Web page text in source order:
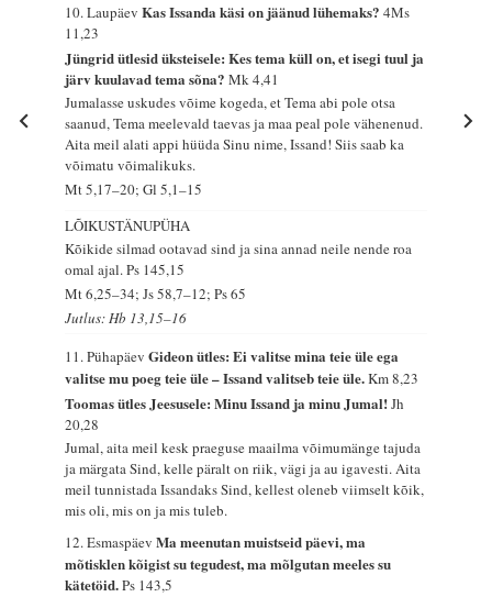
10. LaupäevKas Issanda käsi on jäänud lühemaks?4Ms
11,23
Jüngrid ütlesid üksteisele: Kes tema küll on, et isegi tuul ja
järv kuulavad tema sõna?Mk 4,41
Jumalasse uskudes võime kogeda, et Tema abi pole otsa
saanud, Tema meelevald taevas ja maa peal pole vähenenud.
Aita meil alati appi hüüda Sinu nime, Issand! Siis saab ka
võimatu võimalikuks.
Mt 5,17–20; Gl 5,1–15
LÕIKUSTÄNUPÜHA
Kõikide silmad ootavad sind ja sina annad neile nende roa
omal ajal.Ps 145,15
Mt 6,25–34; Js 58,7–12; Ps 65
Jutlus: Hb 13,15–16
11. PühapäevGideon ütles: Ei valitse mina teie üle ega
valitse mu poeg teie üle – Issand valitseb teie üle.Km 8,23
Toomas ütles Jeesusele: Minu Issand ja minu Jumal!Jh
20,28
Jumal, aita meil kesk praeguse maailma võimumänge tajuda
ja märgata Sind, kelle päralt on riik, vägi ja au igavesti. Aita
meil tunnistada Issandaks Sind, kellest oleneb viimselt kõik,
mis oli, mis on ja mis tuleb.
12. EsmaspäevMa meenutan muistseid päevi, ma
mõtisklen kõigist su tegudest, ma mõlgutan meeles su
kätetöid.Ps 143,5